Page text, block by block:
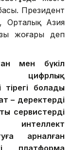
Президент
Орталық Азия
жоғары деп
мен бүкіл
тірегі болады
– деректерді
сервистерді
арналған